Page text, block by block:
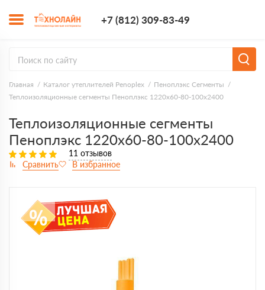
+7 (812) 309-83-49
Главная Каталог утеплителей Penoplex
Пеноплэкс Сегменты
Теплоизоляционные сегменты Пеноплэкс 1220x60-80-100х2400
Теплоизоляционные сегменты
Пеноплэкс 1220x60-80-100х2400
11 отзывов